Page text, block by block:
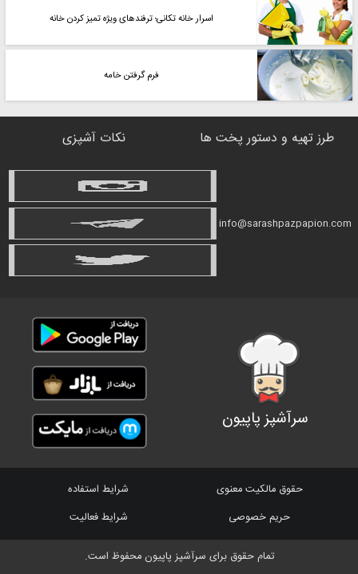
اسرار خانه تکانی؛ ترفندهای ویژه تمیز کردن خانه
فرم گرفتن خامه
طرز تهیه و دستور پخت ها نکات آشپزی
info@sarashpazpapion.com
سرآشپز پاپیون
حقوق مالکیت معنوی
شرایط استفاده
حریم خصوصی
شرایط فعالیت
تمام حقوق برای سرآشپز پاپیون محفوظ است.